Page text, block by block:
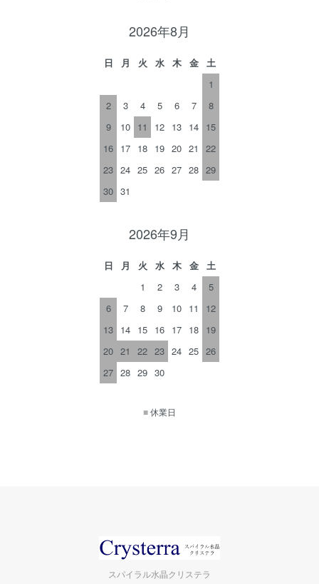
2026年8月
日 月 火 水 木 金
土
1
2
3 4 5 6 7
8
9
10 11 12 13 14 15
16 17 18 19 20 21
22
23 24 25 26 27 28 29
30 31
2026年9月
日 月 火 水 木 金
土
1
2 3 4
5
6
7 8 9 10 11
12
13 14 15 16 17 18 19
20 21 22 23 24 25 26
27 28 29 30
■休業日
スパイラル水晶クリステラ